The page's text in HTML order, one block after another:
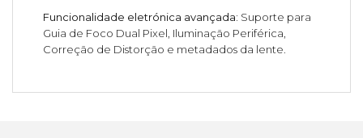
Funcionalidade eletrónica avançada: Suporte para
Guia de Foco Dual Pixel, Iluminação Periférica,
Correção de Distorção e metadados da lente.